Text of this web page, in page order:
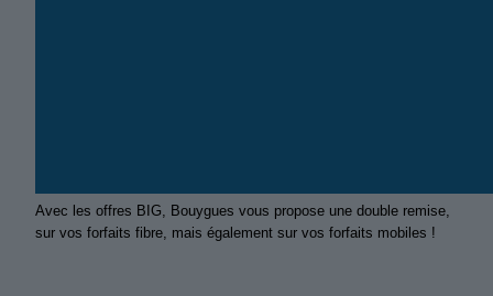
Avec les offres BIG, Bouygues vous propose une double remise,
sur vos forfaits fibre, mais également sur vos forfaits mobiles !